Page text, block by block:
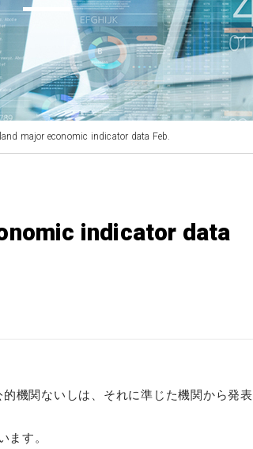
major economic indicator data Feb.
indicator data
機関ないしは、それに準じた機関から発表
ます。